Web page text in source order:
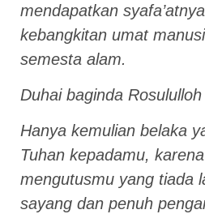
mendapatkan
kebangkitan umat
semesta alam.
Duhai baginda Rosululloh
Hanya kemulian belaka
Tuhan kepadamu,
mengutusmu yang tiada
sayang dan penuh